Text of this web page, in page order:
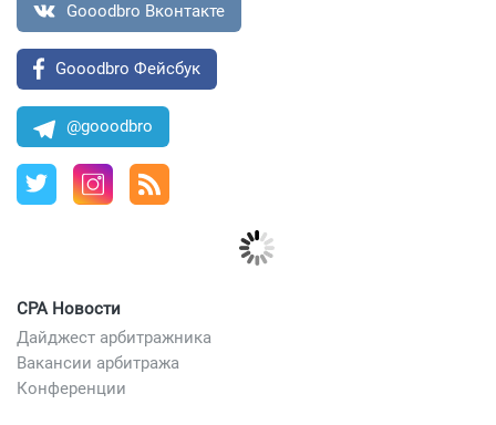
Gooodbro Вконтакте
Gooodbro Фейсбук
@gooodbro
CPA Новости
Дайджест арбитражника
Вакансии арбитража
Конференции